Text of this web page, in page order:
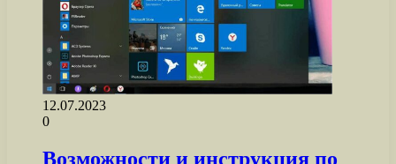
12.07.2023
0
Возможности и инструкция по